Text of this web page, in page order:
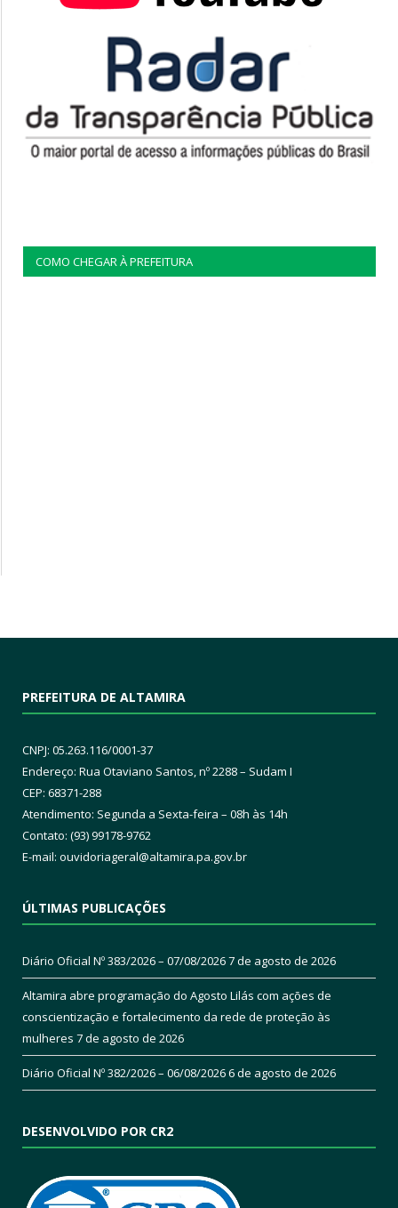
COMO CHEGAR À PREFEITURA
PREFEITURA DE ALTAMIRA
CNPJ: 05.263.116/0001-37
Endereço: Rua Otaviano Santos, nº 2288 – Sudam I
CEP: 68371-288
Atendimento: Segunda a Sexta-feira – 08h às 14h
Contato: (93) 99178-9762
E-mail: ouvidoriageral@altamira.pa.gov.br
ÚLTIMAS PUBLICAÇÕES
Diário Oficial Nº 383/2026 – 07/08/20267 de agosto de 2026
Altamira abre programação do Agosto Lilás com ações de
conscientização e fortalecimento da rede de proteção às
mulheres 7 de agosto de 2026
Diário Oficial Nº 382/2026 – 06/08/20266 de agosto de 2026
DESENVOLVIDO POR CR2